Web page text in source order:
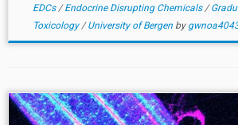
EDCs/Endocrine Disrupting Chemicals/
Toxicology/University of Bergen by